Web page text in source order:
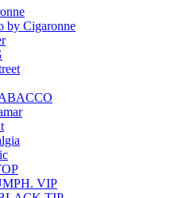
by Cigaronne
VIP